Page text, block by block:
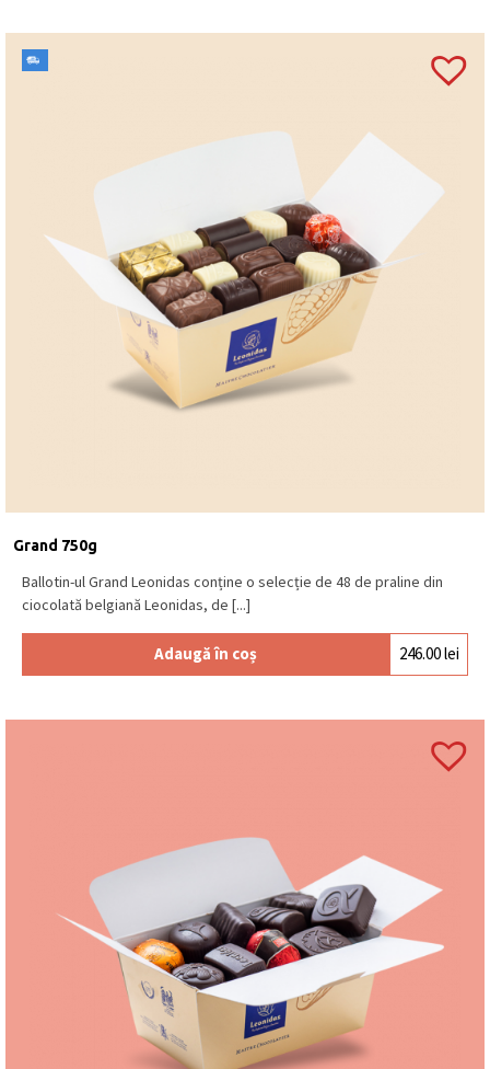
Grand 750g
Ballotin-ul Grand Leonidas conține o selecție de 48 de praline din
ciocolată belgiană Leonidas, de [...]
Adaugă în coș 246.00lei